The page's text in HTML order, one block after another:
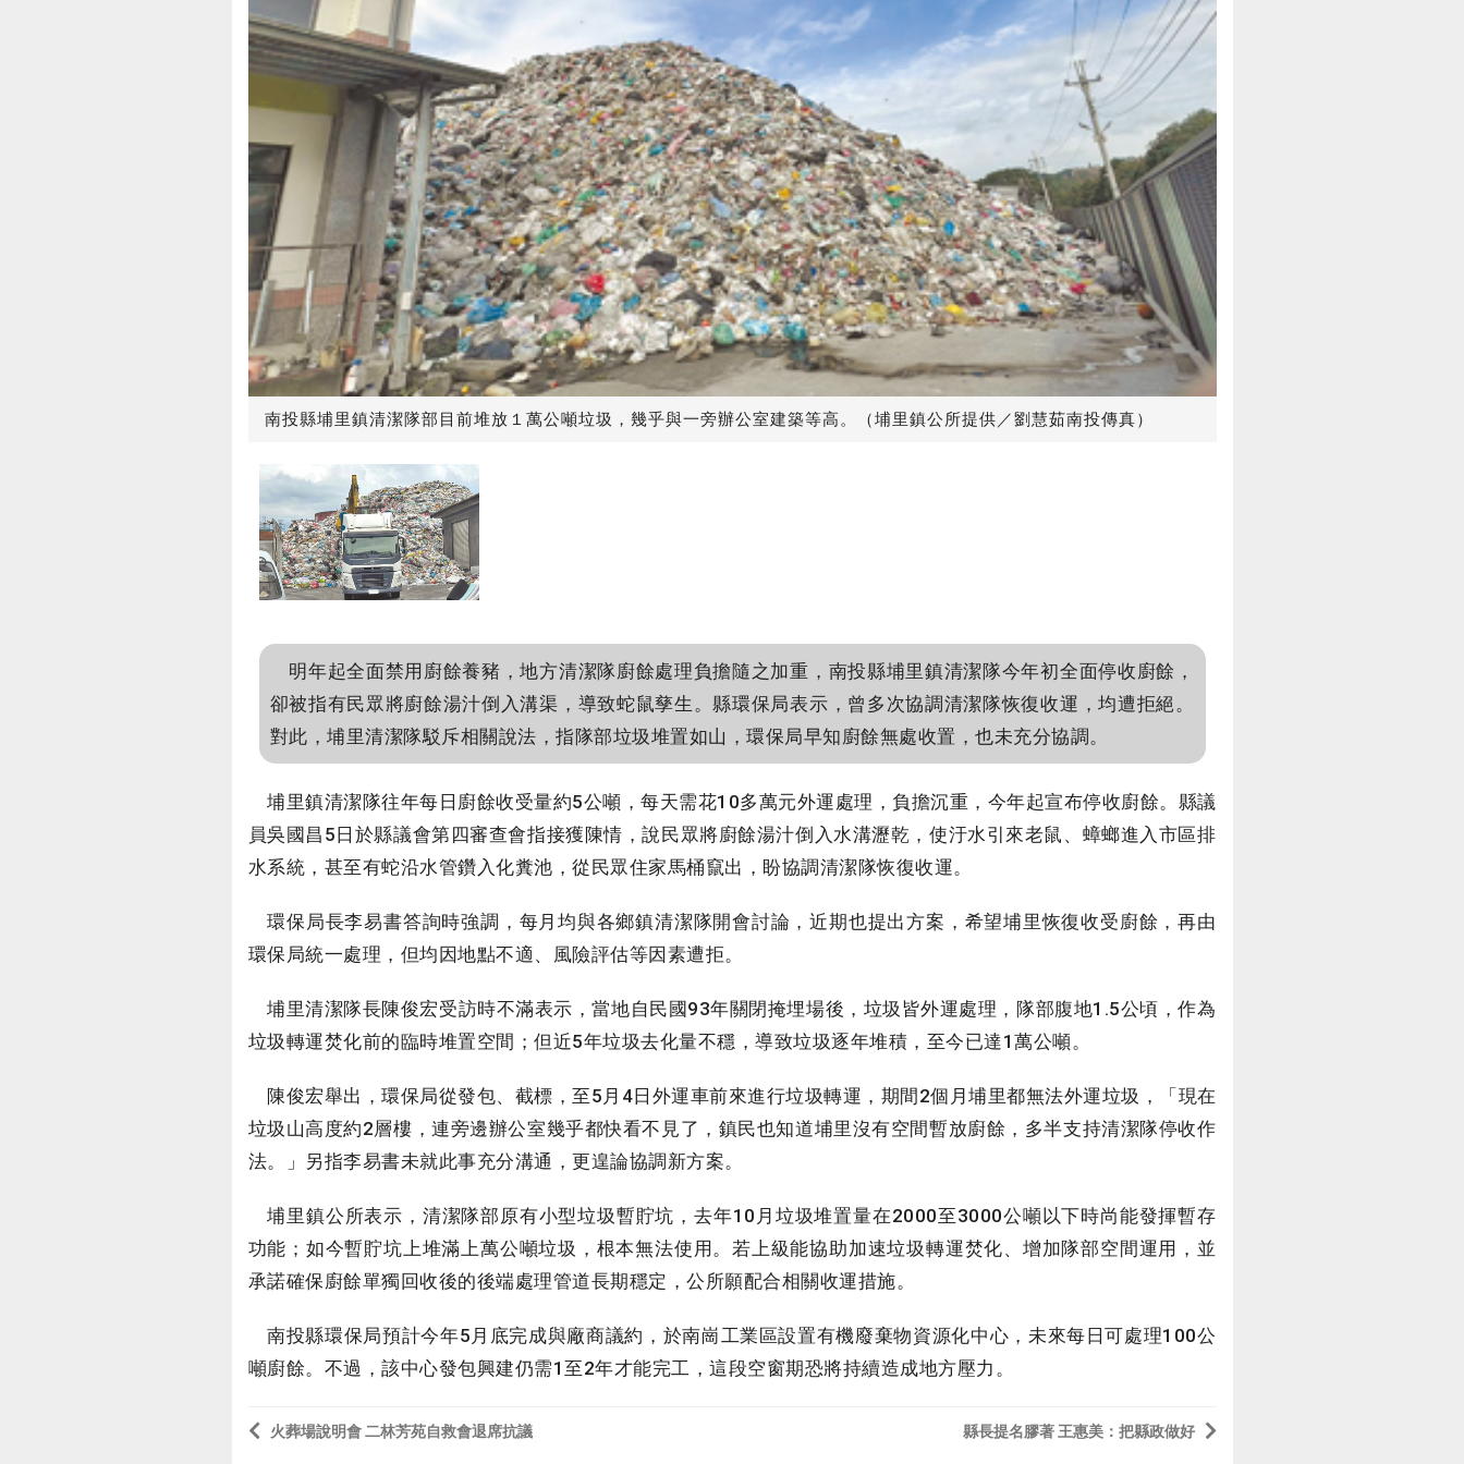
南投縣埔里鎮清潔隊部目前堆放１萬公噸垃圾，幾乎與一旁辦公室建築等高。（埔里鎮公所提供／劉慧茹南投傳真）
明年起全面禁用廚餘養豬，地方清潔隊廚餘處理負擔隨之加重，南投縣埔里鎮清潔隊今年初全面停收廚餘，
卻被指有民眾將廚餘湯汁倒入溝渠，導致蛇鼠孳生。縣環保局表示，曾多次協調清潔隊恢復收運，均遭拒絕。
對此，埔里清潔隊駁斥相關說法，指隊部垃圾堆置如山，環保局早知廚餘無處收置，也未充分協調。
埔里鎮清潔隊往年每日廚餘收受量約5公噸，每天需花10多萬元外運處理，負擔沉重，今年起宣布停收廚餘。縣議
員吳國昌5日於縣議會第四審查會指接獲陳情，說民眾將廚餘湯汁倒入水溝瀝乾，使汙水引來老鼠、蟑螂進入市區排
水系統，甚至有蛇沿水管鑽入化糞池，從民眾住家馬桶竄出，盼協調清潔隊恢復收運。
環保局長李易書答詢時強調，每月均與各鄉鎮清潔隊開會討論，近期也提出方案，希望埔里恢復收受廚餘，再由
環保局統一處理，但均因地點不適、風險評估等因素遭拒。
埔里清潔隊長陳俊宏受訪時不滿表示，當地自民國93年關閉掩埋場後，垃圾皆外運處理，隊部腹地1.5公頃，作為
垃圾轉運焚化前的臨時堆置空間；但近5年垃圾去化量不穩，導致垃圾逐年堆積，至今已達1萬公噸。
陳俊宏舉出，環保局從發包、截標，至5月4日外運車前來進行垃圾轉運，期間2個月埔里都無法外運垃圾，「現在
垃圾山高度約2層樓，連旁邊辦公室幾乎都快看不見了，鎮民也知道埔里沒有空間暫放廚餘，多半支持清潔隊停收作
法。」另指李易書未就此事充分溝通，更遑論協調新方案。
埔里鎮公所表示，清潔隊部原有小型垃圾暫貯坑，去年10月垃圾堆置量在2000至3000公噸以下時尚能發揮暫存
功能；如今暫貯坑上堆滿上萬公噸垃圾，根本無法使用。若上級能協助加速垃圾轉運焚化、增加隊部空間運用，並
承諾確保廚餘單獨回收後的後端處理管道長期穩定，公所願配合相關收運措施。
南投縣環保局預計今年5月底完成與廠商議約，於南崗工業區設置有機廢棄物資源化中心，未來每日可處理100公
噸廚餘。不過，該中心發包興建仍需1至2年才能完工，這段空窗期恐將持續造成地方壓力。
火葬場說明會 二林芳苑自救會退席抗議 縣長提名膠著 王惠美：把縣政做好